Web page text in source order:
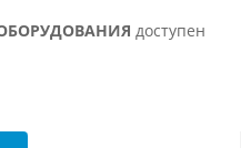
доступен